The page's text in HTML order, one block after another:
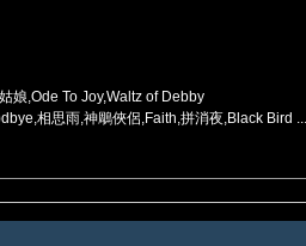
娘,Ode To Joy,Waltz of Debby
相思雨,神鵰俠侶,Faith,拼消夜,Black Bird ...